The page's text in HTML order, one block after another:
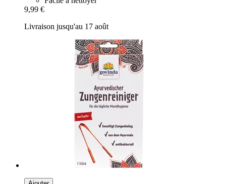
9,99 €
Livraison jusqu'au 17 août